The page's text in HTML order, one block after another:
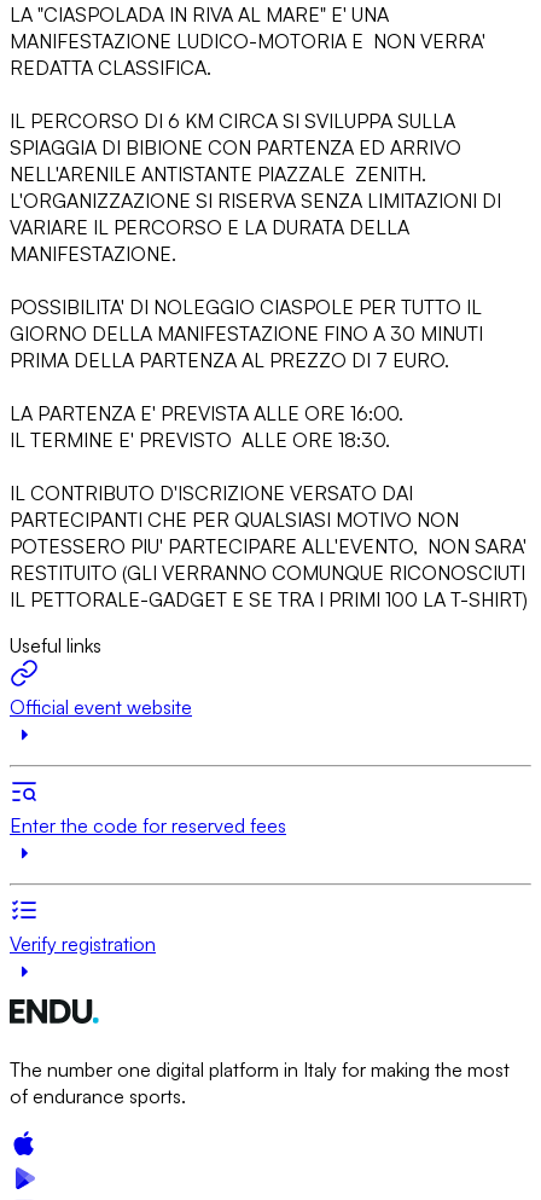
LA "CIASPOLADA IN RIVA AL MARE" E' UNA
MANIFESTAZIONE LUDICO-MOTORIA E NON VERRA'
REDATTA CLASSIFICA.
IL PERCORSO DI 6 KM CIRCA SI SVILUPPA SULLA
SPIAGGIA DI BIBIONE CON PARTENZA ED ARRIVO
NELL'ARENILE ANTISTANTE PIAZZALE ZENITH.
L'ORGANIZZAZIONE SI RISERVA SENZA LIMITAZIONI DI
VARIARE IL PERCORSO E LA DURATA DELLA
MANIFESTAZIONE.
POSSIBILITA' DI NOLEGGIO CIASPOLE PER TUTTO IL
GIORNO DELLA MANIFESTAZIONE FINO A 30 MINUTI
PRIMA DELLA PARTENZA AL PREZZO DI 7 EURO.
LA PARTENZA E' PREVISTA ALLE ORE 16:00.
IL TERMINE E' PREVISTO ALLE ORE 18:30.
IL CONTRIBUTO D'ISCRIZIONE VERSATO DAI
PARTECIPANTI CHE PER QUALSIASI MOTIVO NON
POTESSERO PIU' PARTECIPARE ALL'EVENTO, NON SARA'
RESTITUITO (GLI VERRANNO COMUNQUE RICONOSCIUTI
IL PETTORALE-GADGET E SE TRA I PRIMI 100 LA T-SHIRT)
Useful links
Official event website
Enter the code for reserved fees
Verify registration
The number one digital platform in Italy for making the most
of endurance sports.